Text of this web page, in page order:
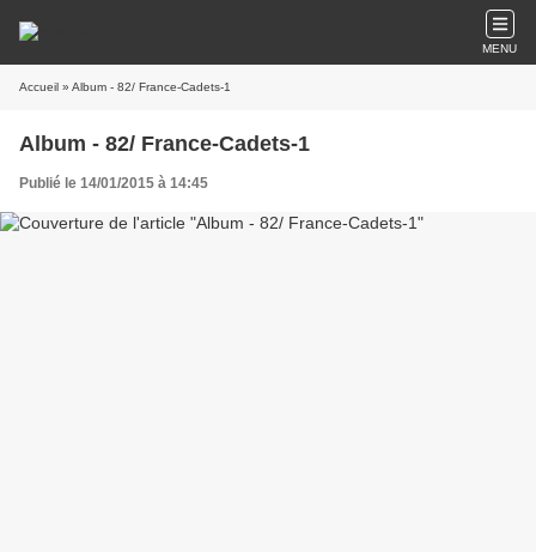
MENU
Accueil » Album - 82/ France-Cadets-1
Album - 82/ France-Cadets-1
Publié le 14/01/2015 à 14:45